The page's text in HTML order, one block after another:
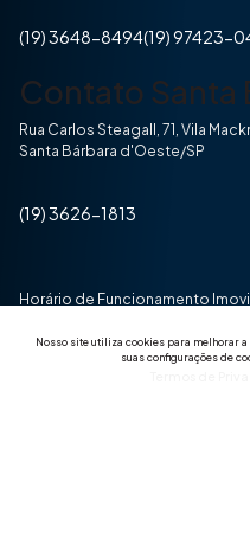
Nosso site utiliza cookies para melhorar a
suas configurações de
(19) 3648-8494(19) 97423-
Contato Santa
Rua Carlos Steagall, 71, Vila
Santa Bárbara d'Oeste/SP
(19) 3626-1813
Horário de Funcionamento
Seg a Sexta das 8hrs às